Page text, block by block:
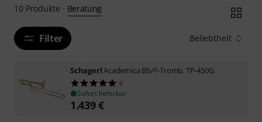
10 Produkte · Beratung
Filter Beliebtheit
SchagerlAcademica Bb/F-Tromb. TP-450G
6
Sofort lieferbar
1.439€